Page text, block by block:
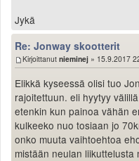
Jykä
Re: Jonway skootterit
Kirjoittanut nieminej » 15.9.2017
Elikkä kyseessä olisi tuo
rajoitettuun. eli hyytyy
etenkin kun painoa vähän
kulkeeko nuo tosiaan jo
onko muuta vaihtoehtoa
mistään neulan liikuttelusta